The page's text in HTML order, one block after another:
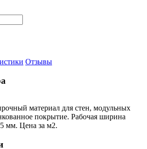
Отзывы
материал для стен, модульных
покрытие. Рабочая ширина
мм. Цена за м2.